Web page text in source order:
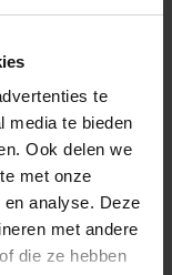
te
media te bieden
Ook delen we
met onze
analyse. Deze
met andere
die ze hebben
50
70cm
Roestvast
staal V4A